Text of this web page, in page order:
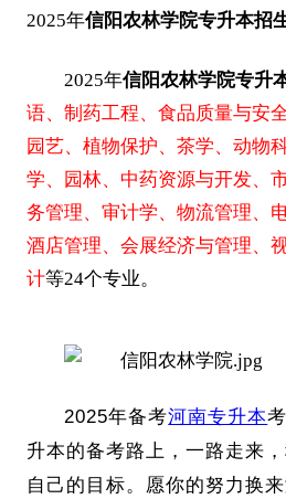
2025年信阳农林学院专升本招
2025年信阳农林学院专升
语、制药工程、食品质量与安
园艺、植物保护、茶学、动物
学、园林、中药资源与开发、
务管理、审计学、物流管理、
酒店管理、会展经济与管理、
计等24个专业。
2025年备考河南专升本
升本的备考路上，一路走来
自己的目标。愿你的努力换